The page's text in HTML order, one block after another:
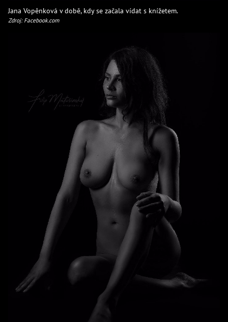
Jana Vopěnková v době, kdy se začala vídat s knížetem.
Zdroj: Facebook.com